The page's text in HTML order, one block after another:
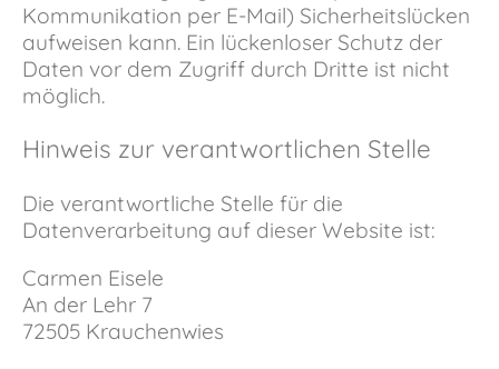
Kommunikation per E-Mail) Sicherheitslücken
aufweisen kann. Ein lückenloser Schutz der
Daten vor dem Zugriff durch Dritte ist nicht
möglich.
Hinweis zur verantwortlichen Stelle
Die verantwortliche Stelle für die
Datenverarbeitung auf dieser Website ist:
Carmen Eisele
An der Lehr 7
72505 Krauchenwies